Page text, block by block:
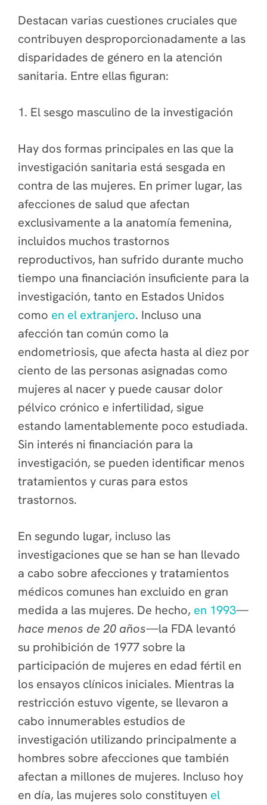
Destacan varias cuestiones cruciales que
contribuyen desproporcionadamente a las
disparidades de género en la atención
sanitaria. Entre ellas figuran:
1. El sesgo masculino de la investigación
Hay dos formas principales en las que la
investigación sanitaria está sesgada en
contra de las mujeres. En primer lugar, las
afecciones de salud que afectan
exclusivamente a la anatomía femenina,
incluidos muchos trastornos
reproductivos, han sufrido durante mucho
tiempo una financiación insuficiente para la
investigación, tanto en Estados Unidos
como en el extranjero. Incluso una
afección tan común como la
endometriosis, que afecta hasta al diez por
ciento de las personas asignadas como
mujeres al nacer y puede causar dolor
pélvico crónico e infertilidad, sigue
estando lamentablemente poco estudiada.
Sin interés ni financiación para la
investigación, se pueden identificar menos
tratamientos y curas para estos
trastornos.
En segundo lugar, incluso las
investigaciones que se han se han llevado
a cabo sobre afecciones y tratamientos
médicos comunes han excluido en gran
medida a las mujeres. De hecho, en 1993—
hace menos de 20 años—la FDA levantó
su prohibición de 1977 sobre la
participación de mujeres en edad fértil en
los ensayos clínicos iniciales. Mientras la
restricción estuvo vigente, se llevaron a
cabo innumerables estudios de
investigación utilizando principalmente a
hombres sobre afecciones que también
afectan a millones de mujeres. Incluso hoy
en día, las mujeres solo constituyen el